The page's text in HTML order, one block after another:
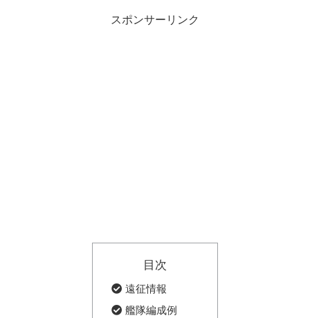
スポンサーリンク
目次
遠征情報
艦隊編成例